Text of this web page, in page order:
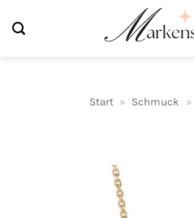
Inhalt
Start » Schmuck »